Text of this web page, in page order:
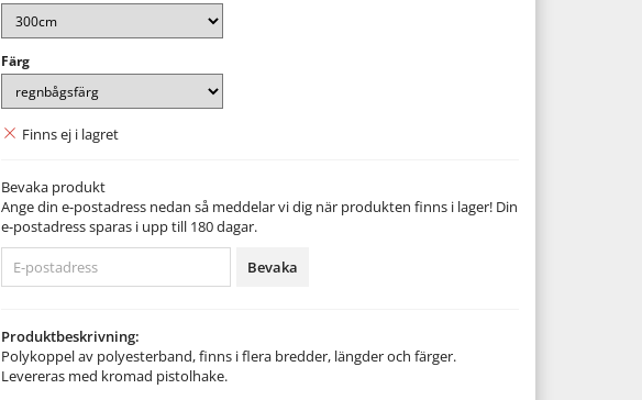
Färg
Finns ej i lagret
Bevaka produkt
Ange din e-postadress nedan så meddelar vi dig när produkten finns i lager! Din
e-postadress sparas i upp till 180 dagar.
Bevaka
Produktbeskrivning:
Polykoppel av polyesterband, finns i flera bredder, längder och färger.
Levereras med kromad pistolhake.